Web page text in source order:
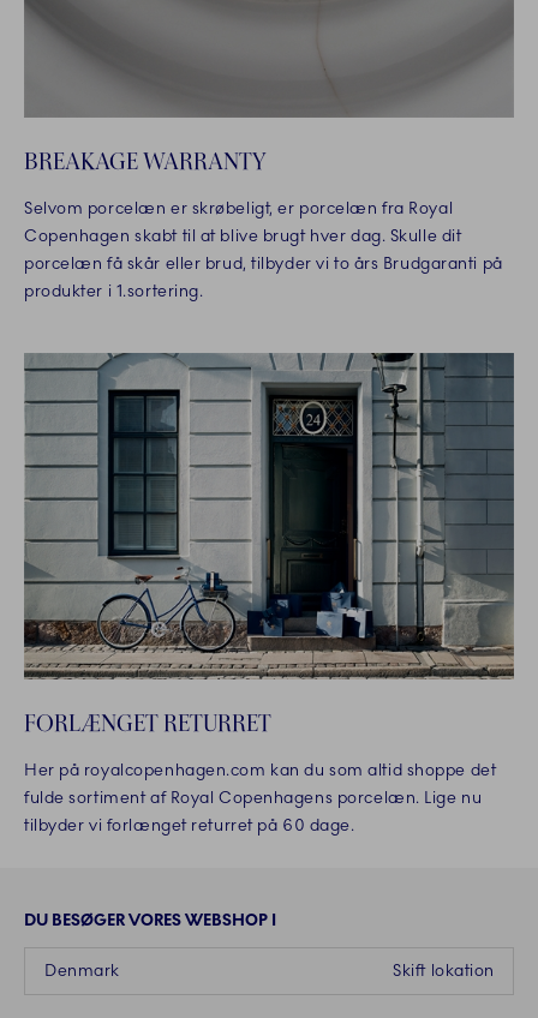
BREAKAGE WARRANTY
Selvom porcelæn er skrøbeligt, er porcelæn fra Royal
Copenhagen skabt til at blive brugt hver dag. Skulle dit
porcelæn få skår eller brud, tilbyder vi to års Brudgaranti på
produkter i 1.sortering.
FORLÆNGET RETURRET
Her på royalcopenhagen.com kan du som altid shoppe det
fulde sortiment af Royal Copenhagens porcelæn. Lige nu
tilbyder vi forlænget returret på 60 dage.
DU BESØGER VORES WEBSHOP I
Skift lokation
Denmark